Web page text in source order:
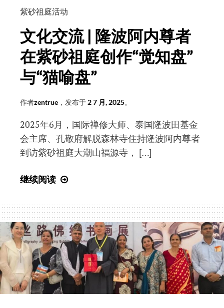
经
据
典，
背
后
是
胡
编
乱
造？
线
在
哪
里？
紫砂祖庭活动
文化交流 | 隆波阿内尊者
在紫砂祖庭创作“觉知盘”
与“猫喻盘”
作者zentrue ，发布于 2 7 月, 2025。
2025年6月，国际禅修大师、泰国隆波田基金
会主席、孔敬府解脱森林寺住持隆波阿内尊者
到访紫砂祖庭大潮山福源寺， […]
继续阅读
交
流
|
隆
波
阿
内